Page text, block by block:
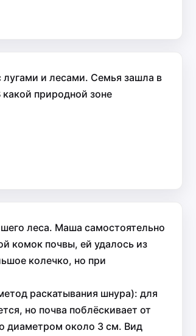
и лесами. Семья зашла в
природной зоне
леса. Маша самостоятельно
комок почвы, ей удалось из
колечко, но при
раскатывания шнура): для
но почва поблёскивает от
диаметром около 3 см. Вид